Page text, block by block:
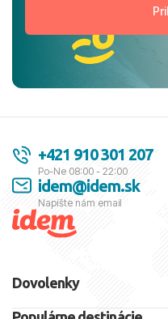
+421 910 301 207
Po-Ne 08:00 - 22:00
idem@idem.sk
Napíšte nám email
Dovolenky